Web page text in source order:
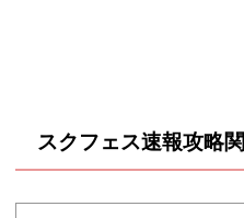
スクフェス速報攻略